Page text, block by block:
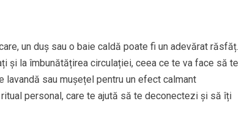
un duș sau o baie caldă poate fi un adevărat răsfăț.
și la îmbunătățirea circulației, ceea ce te va face să te
sau mușețel pentru un efect calmant
personal, care te ajută să te deconectezi și să îți